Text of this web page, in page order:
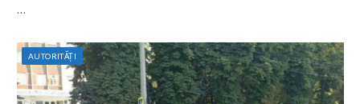
…
AUTORITĂȚI